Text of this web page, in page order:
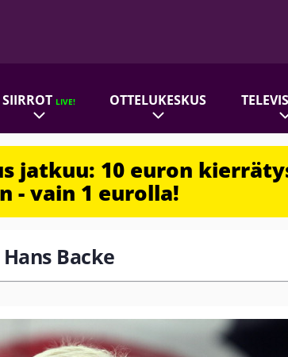
SIIRROTLIVE! OTTELUKESKUS
jatkuu: 10 euron
- vain 1 eurolla!
Backe